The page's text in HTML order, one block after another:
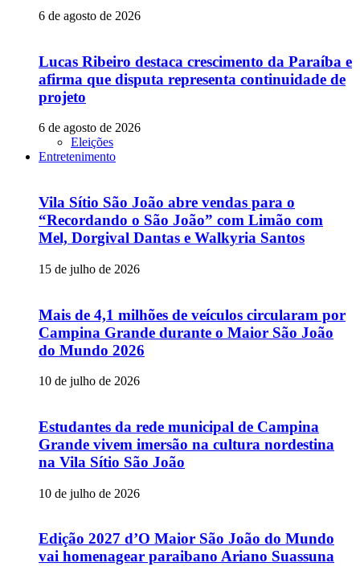
6 de agosto de 2026
Lucas Ribeiro destaca crescimento da Paraíba e
afirma que disputa representa continuidade de
projeto
6 de agosto de 2026
Eleições
Entretenimento
Vila Sítio São João abre vendas para o
“Recordando o São João” com Limão com
Mel, Dorgival Dantas e Walkyria Santos
15 de julho de 2026
Mais de 4,1 milhões de veículos circularam por
Campina Grande durante o Maior São João
do Mundo 2026
10 de julho de 2026
Estudantes da rede municipal de Campina
Grande vivem imersão na cultura nordestina
na Vila Sítio São João
10 de julho de 2026
Edição 2027 d’O Maior São João do Mundo
vai homenagear paraibano Ariano Suassuna